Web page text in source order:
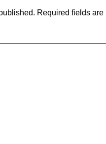
Required fields are